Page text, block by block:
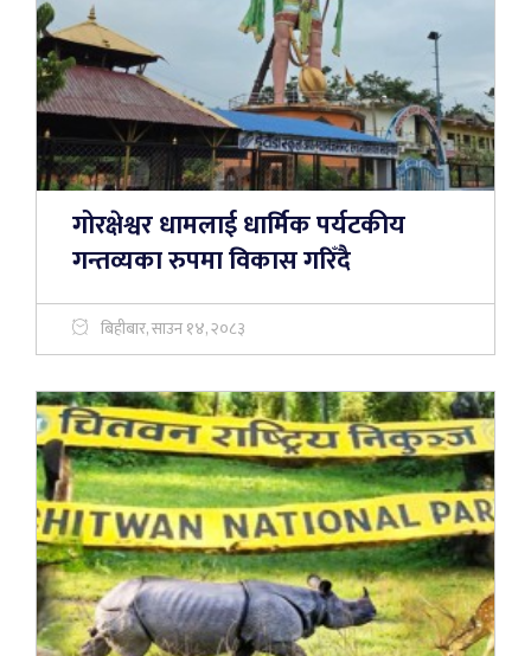
गोरक्षेश्वर धामलाई धार्मिक पर्यटकीय
गन्तव्यका रुपमा विकास गरिँदै
बिहीबार, साउन १४, २०८३